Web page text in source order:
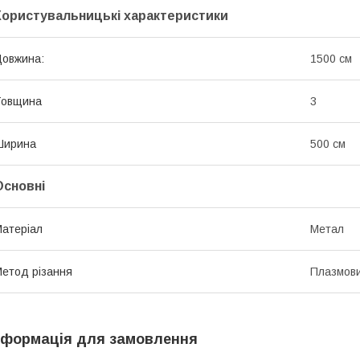
характеристики
1500 см
3
500 см
Метал
різання
для замовлення